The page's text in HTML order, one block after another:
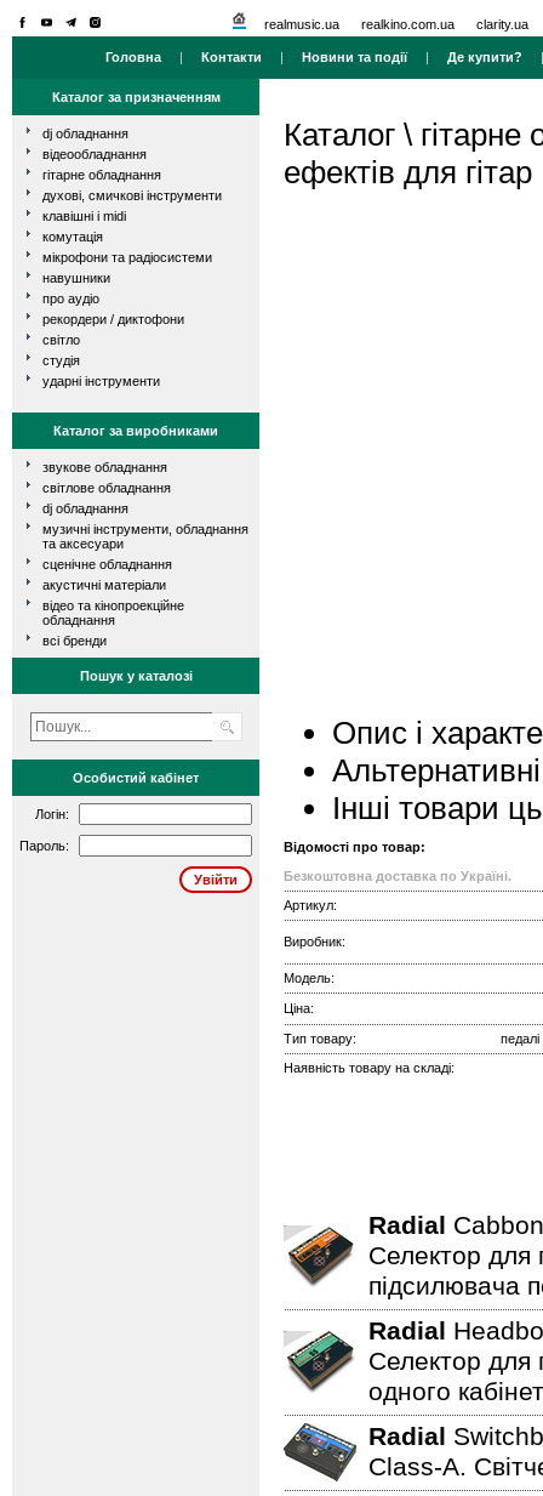
realmusic.ua realkino.com.ua clarity.ua
Головна | Контакти | Новини та події| Де купити?
Каталог за призначенням
dj обладнання
відеообладнання
гітарне обладнання
духові, смичкові інструменти
клавішні і midi
комутація
мікрофони та радіосистеми
навушники
про аудіо
рекордери / диктофони
світло
студія
ударні інструменти
Каталог за виробниками
звукове обладнання
світлове обладнання
dj обладнання
музичні інструменти, обладнання
та аксесуари
сценічне обладнання
акустичні матеріали
відео та кінопроекційне
обладнання
всі бренди
Пошук у каталозі
Особистий кабінет
Логін:
Пароль:
Каталог \ гітарне
ефектів для гітар
Опис і
Інші товари
Відомості про товар:
Безкоштовна доставка по Україні.
Артикул:
Виробник:
Модель:
Ціна:
Тип товару:
педалі
Наявність товару на складі:
Radial
Селектор для
підсилювача
Radial
Селектор для
одного
Radial
Class-A.